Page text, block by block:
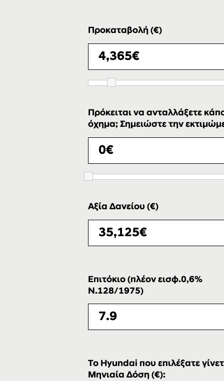
Προκαταβολή (€)
Πρόκειται να ανταλλάξετε
όχημα; Σημειώστε την
Αξία Δανείου (€)
Επιτόκιο (πλέον εισφ.0,6%
Ν.128/1975)
Το Hyundai που επιλέξατε
Μηνιαία Δόση (€):